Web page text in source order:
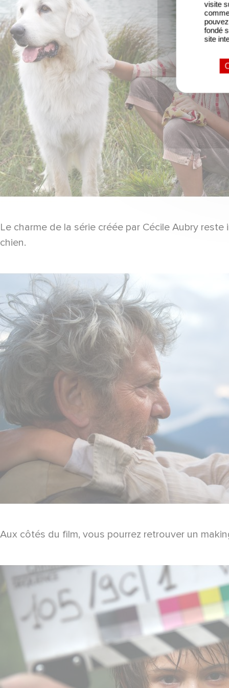
Le charme de la série créée par Cécile Aubry
chien.
Aux côtés du film, vous pourrez retrouver un
visite
fondé
site